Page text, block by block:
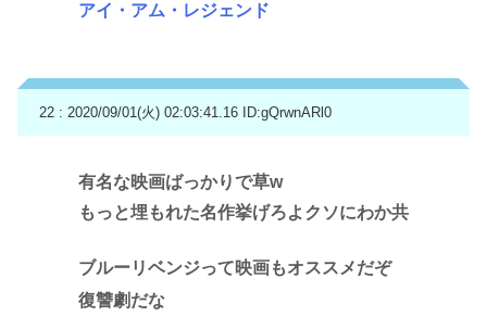
アイ・アム・レジェンド
22 : 2020/09/01(火) 02:03:41.16 ID:gQrwnARl0
有名な映画ばっかりで草w
もっと埋もれた名作挙げろよクソにわか共
ブルーリベンジって映画もオススメだぞ
復讐劇だな